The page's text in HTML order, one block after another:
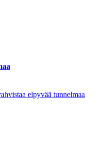
elpyvää tunnelmaa